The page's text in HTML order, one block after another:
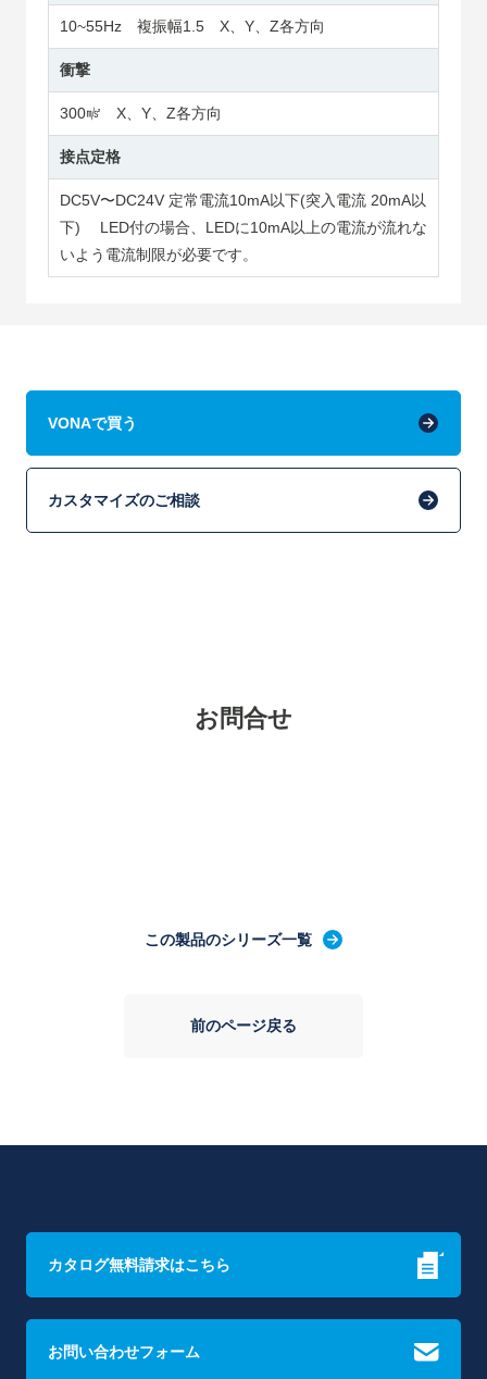
10~55Hz 複振幅1.5 X、Y、Z各方向
衝撃
300㎨ X、Y、Z各方向
接点定格
DC5V〜DC24V 定常電流10mA以下(突入電流 20mA以
下) LED付の場合、LEDに10mA以上の電流が流れな
いよう電流制限が必要です。
VONAで買う
カスタマイズのご相談
お問合せ
この製品のシリーズ一覧
前のページ戻る
カタログ無料請求はこちら
お問い合わせフォーム